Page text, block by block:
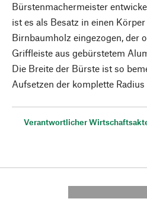
Bürstenmachermeister
ist es als Besatz in einen
Birnbaumholz eingezogen, der
Griffleiste aus gebürstetem
Die Breite der Bürste ist so
Aufsetzen der komplette
Verantwortlicher